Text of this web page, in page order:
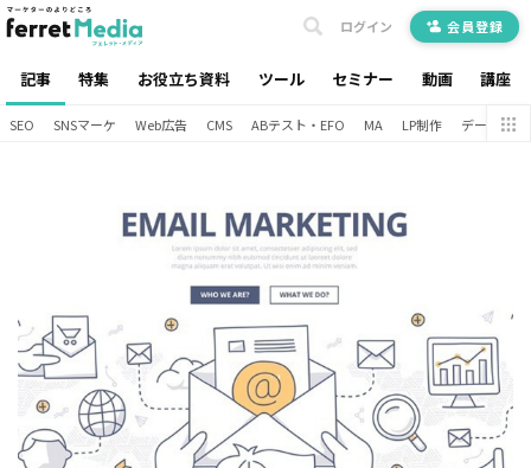
記事 特集 お役立ち資料 ツール セミナー 動画 講座
ログイン 会員登録
SEO SNSマーケ Web広告 CMS ABテスト・EFO MA LP制作 データ分析